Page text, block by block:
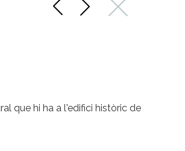
que hi ha a l'edifici històric de